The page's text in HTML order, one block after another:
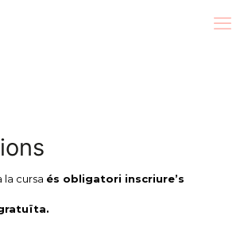
la cursa és obligatori inscriure’s